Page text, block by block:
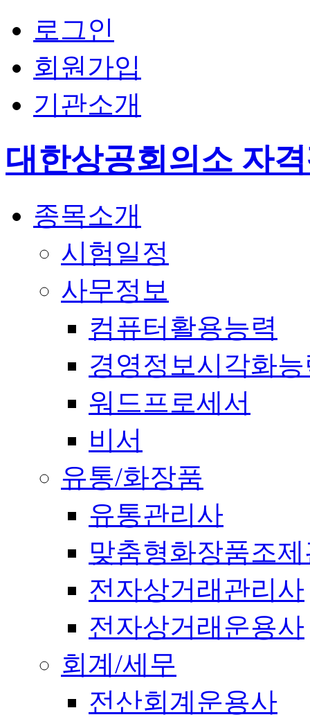
로그인
회원가입
기관소개
대한상공회의소 자
종목소개
시험일정
사무정보
컴퓨터활용능력
경영정보시각화
워드프로세서
비서
유통/화장품
유통관리사
맞춤형화장품조
전자상거래관리사
전자상거래운용사
회계/세무
전산회계운용사